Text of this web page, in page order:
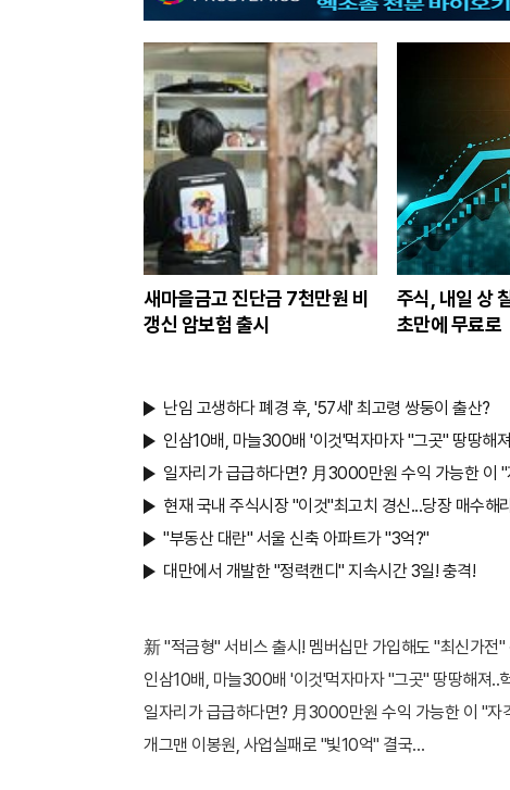
새마을금고 진단금 7천만원 비
갱신 암보험 출시
주식, 내일 상
초만에 무료로
난임 고생하다 폐경 후, '57세' 최고령 쌍둥이 출산?
인삼10배, 마늘300배 '이것'먹자마자 "그곳" 땅땅해
일자리가 급급하다면? 月3000만원 수익 가능한 이
현재 국내 주식시장 "이것"최고치 경신...당장 매수해
"부동산 대란" 서울 신축 아파트가 "3억?"
대만에서 개발한 "정력캔디" 지속시간 3일! 충격!
新 "적금형" 서비스 출시! 멤버십만 가입해도 "최신가전
인삼10배, 마늘300배 '이것'먹자마자 "그곳" 땅땅해져..
일자리가 급급하다면? 月3000만원 수익 가능한 이 "자
개그맨 이봉원, 사업실패로 "빛10억" 결국…